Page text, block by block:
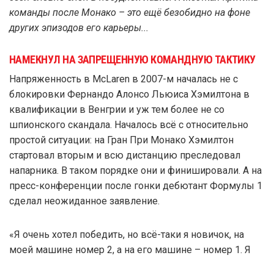
команды после Монако – это ещё безобидно на фоне
других эпизодов его карьеры...
НАМЕКНУЛ НА ЗАПРЕЩЕННУЮ КОМАНДНУЮ ТАКТИКУ
Напряженность в McLaren в 2007-м началась не с
блокировки Фернандо Алонсо Льюиса Хэмилтона в
квалификации в Венгрии и уж тем более не со
шпионского скандала. Началось всё с относительно
простой ситуации: на Гран При Монако Хэмилтон
стартовал вторым и всю дистанцию преследовал
напарника. В таком порядке они и финишировали. А на
пресс-конференции после гонки дебютант Формулы 1
сделал неожиданное заявление.
«Я очень хотел победить, но всё-таки я новичок, на
моей машине номер 2, а на его машине – номер 1. Я